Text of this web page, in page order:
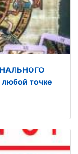
точке